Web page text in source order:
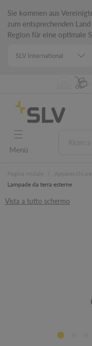
Sie kommen aus
zum entsprechenden
Region für eine optimale
Menù
Lampade da terra esterne
Vista a tutto schermo